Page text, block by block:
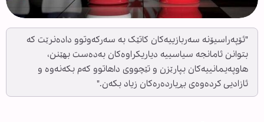
"ئۆپەراسیۆنە سەربازییەکان کاتێک بە سەرکەوتوو دادەنرێت کە
بتوانن ئامانجە سیاسییە دیاریکراوەکان بەدەست بهێنن،
هاوپەیمانییەکان بپارێزن و تێچووی داهاتوو کەم بکەنەوە و
ئازادیی کردەوەی بڕیاردەرەکان زیاد بکەن."